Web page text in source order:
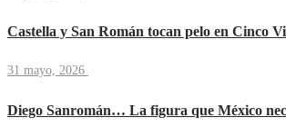
Castella y San Román tocan pelo en Cinco
31 mayo, 2026
Diego Sanromán… La figura que México